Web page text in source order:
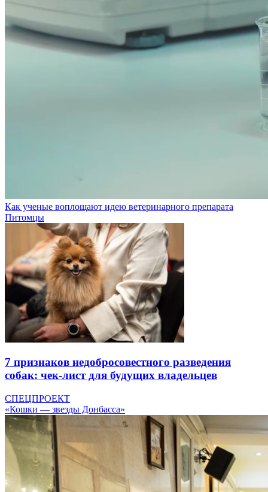
Как ученые воплощают идею ветеринарного препарата
Питомцы
7 признаков недобросовестного разведения
собак: чек-лист для будущих владельцев
СПЕЦПРОЕКТ
«Кошки — звезды Донбасса»